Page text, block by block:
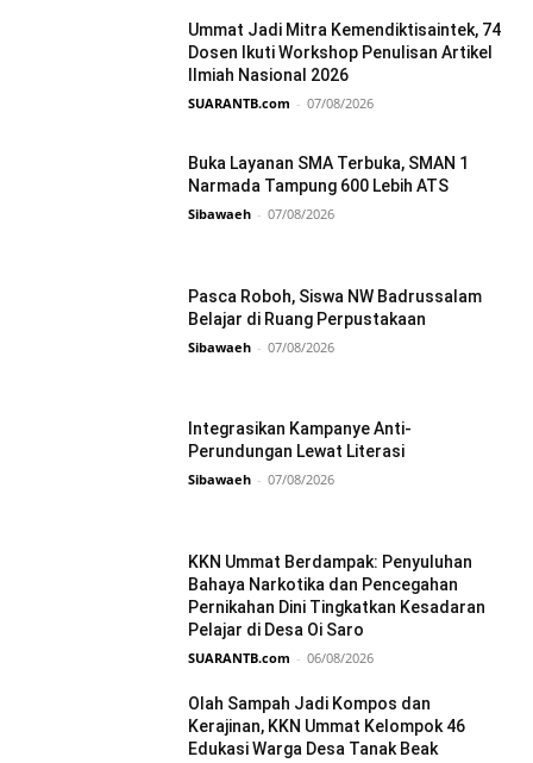
Ummat Jadi Mitra Kemendiktisaintek, 74
Dosen Ikuti Workshop Penulisan Artikel
Ilmiah Nasional 2026
SUARANTB.com - 07/08/2026
Buka Layanan SMA Terbuka, SMAN 1
Narmada Tampung 600 Lebih ATS
Sibawaeh - 07/08/2026
Pasca Roboh, Siswa NW Badrussalam
Belajar di Ruang Perpustakaan
Sibawaeh - 07/08/2026
Integrasikan Kampanye Anti-
Perundungan Lewat Literasi
Sibawaeh - 07/08/2026
KKN Ummat Berdampak: Penyuluhan
Bahaya Narkotika dan Pencegahan
Pernikahan Dini Tingkatkan Kesadaran
Pelajar di Desa Oi Saro
SUARANTB.com - 06/08/2026
Olah Sampah Jadi Kompos dan
Kerajinan, KKN Ummat Kelompok 46
Edukasi Warga Desa Tanak Beak